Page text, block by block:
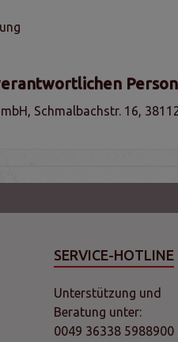
Schmalbachstr. 16,
SERVICE-HOTLINE
Unterstützung und
Beratung unter:
0049 36338 5988900